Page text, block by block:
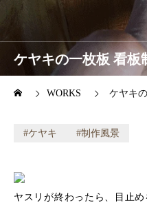
ケヤキの一枚板 看板
WORKS ケヤキ
ケヤキ 制作風景
ヤスリが終わったら、目止め